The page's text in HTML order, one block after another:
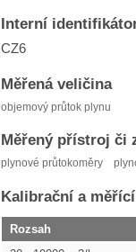
Interní
CZ6
Měřená veličina
objemový průtok plynu
Měřený přístroj či
plynové průtokoměry
Kalibrační a
Rozsah